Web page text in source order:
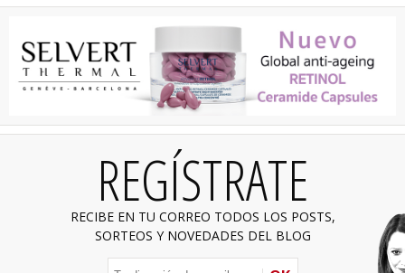
REGÍSTRATE
RECIBE EN TU CORREO TODOS LOS POSTS,
SORTEOS Y NOVEDADES DEL BLOG